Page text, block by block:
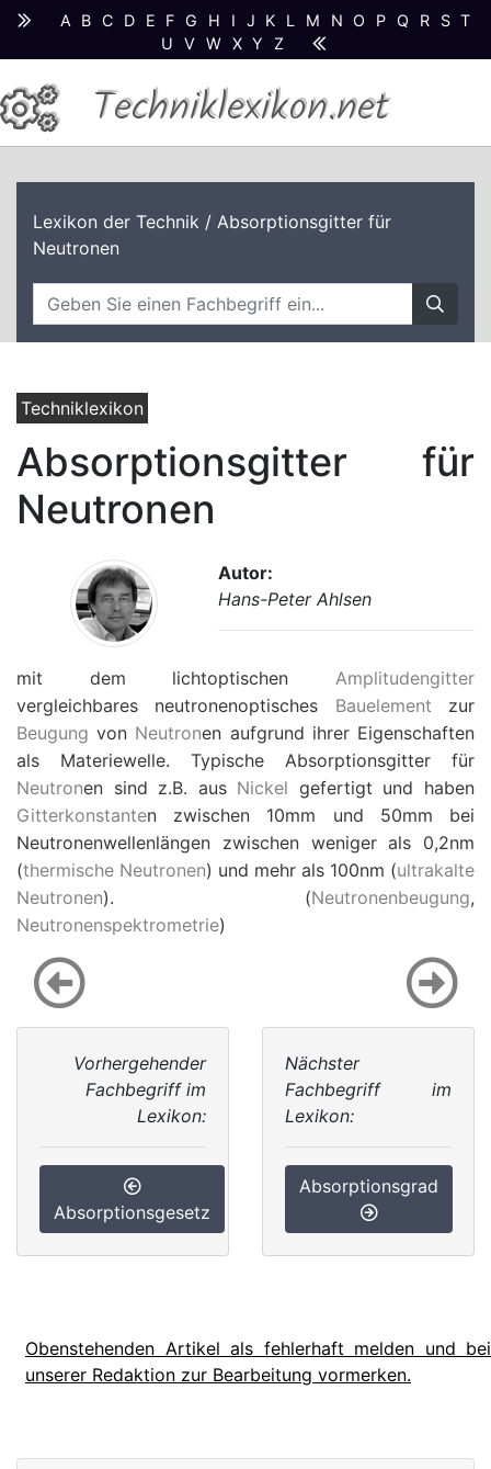
A B C D E F G H I J K L M N O P Q R S T
U
V W X Y Z
Techniklexikon.net
Lexikon der Technik / Absorptionsgitter für
Neutronen
Techniklexikon
Absorptionsgitter für
Neutronen
Autor:
Hans-Peter Ahlsen
mit dem lichtoptischen Amplitudengitter
vergleichbares neutronenoptisches Bauelement zur
Beugung von Neutronen aufgrund ihrer Eigenschaften
als Materiewelle. Typische Absorptionsgitter für
Neutronen sind z.B. aus Nickel gefertigt und haben
Gitterkonstanten zwischen 10mm und 50mm bei
Neutronenwellenlängen zwischen weniger als 0,2nm
(thermische Neutronen) und mehr als 100nm (ultrakalte
Neutronen). (Neutronenbeugung,
Neutronenspektrometrie)
Vorhergehender
Fachbegriff im
Lexikon:
Absorptionsgesetz
Nächster
Fachbegriff im
Lexikon:
Absorptionsgrad
Obenstehenden Artikel als fehlerhaft melden und bei
unserer Redaktion zur Bearbeitung vormerken.